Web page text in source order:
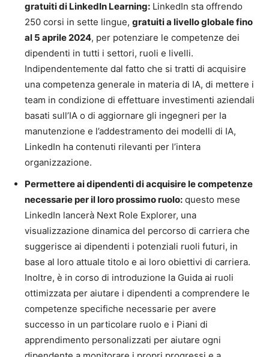
gratuiti di LinkedIn Learning: LinkedIn sta offrendo
250 corsi in sette lingue, gratuiti a livello globale fino
al 5 aprile 2024, per potenziare le competenze dei
dipendenti in tutti i settori, ruoli e livelli.
Indipendentemente dal fatto che si tratti di acquisire
una competenza generale in materia di IA, di mettere i
team in condizione di effettuare investimenti aziendali
basati sull’IA o di aggiornare gli ingegneri per la
manutenzione e l’addestramento dei modelli di IA,
LinkedIn ha contenuti rilevanti per l’intera
organizzazione.
Permettere ai dipendenti di acquisire le competenze
necessarie per il loro prossimo ruolo: questo mese
LinkedIn lancerà Next Role Explorer, una
visualizzazione dinamica del percorso di carriera che
suggerisce ai dipendenti i potenziali ruoli futuri, in
base al loro attuale titolo e ai loro obiettivi di carriera.
Inoltre, è in corso di introduzione la Guida ai ruoli
ottimizzata per aiutare i dipendenti a comprendere le
competenze specifiche necessarie per avere
successo in un particolare ruolo e i Piani di
apprendimento personalizzati per aiutare ogni